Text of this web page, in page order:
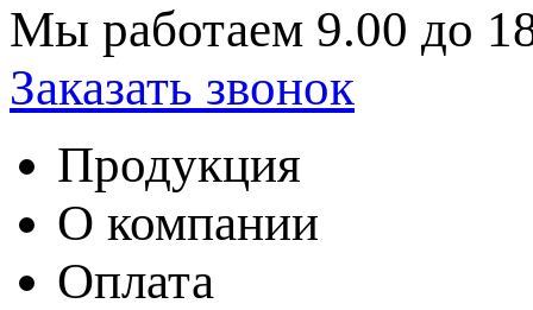
Мы работаем 9.00 до
Заказать звонок
Продукция
О компании
Оплата